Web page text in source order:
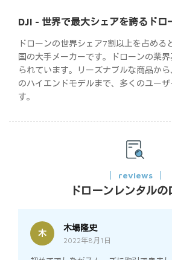
DJI - 世界で最大シェアを誇るドロ
ドローンの世界シェア7割以上を占める
国の大手メーカーです。ドローンの業
られています。リーズナブルな商品か
のハイエンドモデルまで、多くのユー
す。
reviews
ドローンレンタルの
木
木場隆史
2022年8月1日